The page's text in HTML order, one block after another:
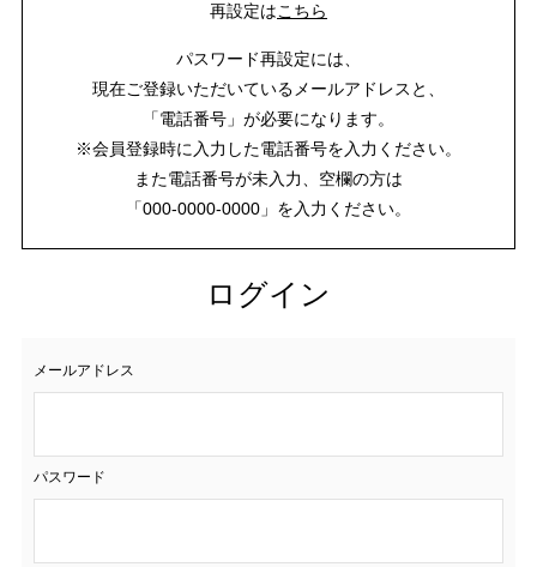
再設定はこちら
パスワード再設定には、
現在ご登録いただいているメールアドレスと、
「電話番号」が必要になります。
※会員登録時に入力した電話番号を入力ください。
また電話番号が未入力、空欄の方は
「000-0000-0000」を入力ください。
ログイン
メールアドレス
パスワード